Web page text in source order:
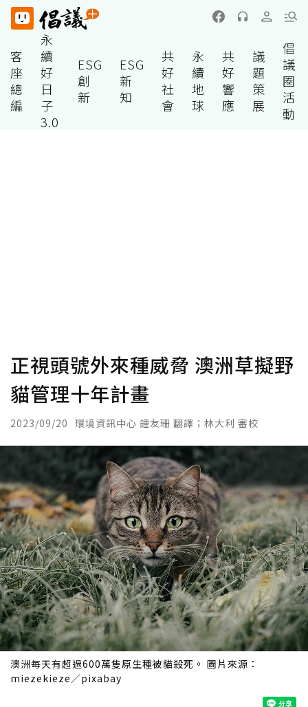
客
座
總
編
永
續
好
日
子
3.0
ESG
創
新
ESG
新
知
共
好
社
會
永
續
地
球
共
好
響
應
議
題
策
展
倡
議
圈
活
動
正視頭號外來種威脅 澳洲草擬野
貓管理十年計畫
2023/09/20 環境資訊中心 鍾友珊 翻譯；林大利 審校
澳洲每天有超過600萬隻原生種被貓殺死。 圖片來源：
miezekieze／pixabay